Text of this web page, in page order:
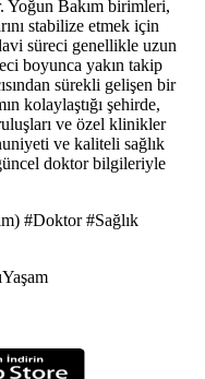
Yoğun Bakım birimleri,
stabilize etmek için
süreci genellikle uzun
boyunca yakın takip
sürekli gelişen bir
kolaylaştığı şehirde,
ve özel klinikler
ve kaliteli sağlık
doktor bilgileriyle
#Doktor #Sağlık